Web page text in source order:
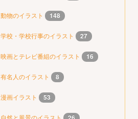
動物のイラスト 148
学校・学校行事のイラスト 27
映画とテレビ番組のイラスト 16
有名人のイラスト 8
漫画イラスト 53
自然と風景のイラスト